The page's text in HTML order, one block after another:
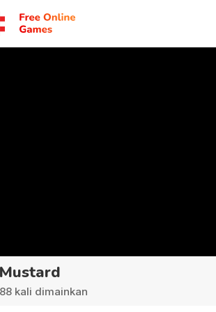
kali dimainkan